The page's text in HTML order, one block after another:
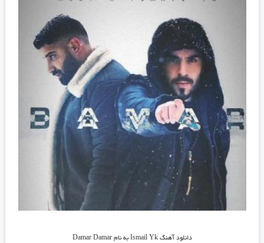
دانلود آهنگ Ismail Yk به نام Damar Damar